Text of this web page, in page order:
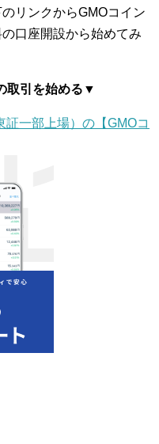
リンクからGMOコイン
口座開設から始めてみ
取引を始める ▼
一部上場）の【GMOコ